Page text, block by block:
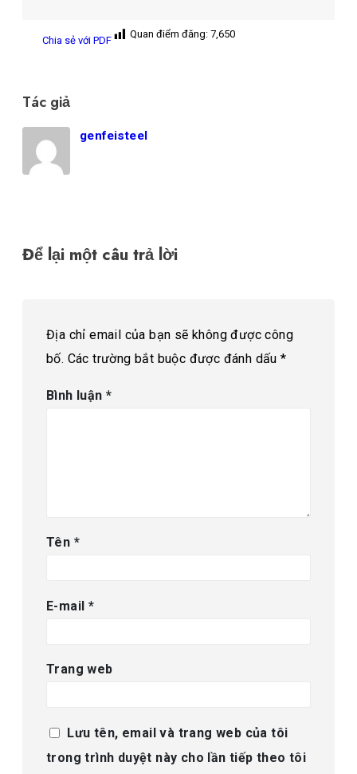
Chia sẻ với PDF
Quan điểm đăng: 7,650
Tác giả
genfeisteel
Để lại một câu trả lời
Địa chỉ email của bạn sẽ không được công
bố. Các trường bắt buộc được đánh dấu*
Bình luận *
Tên *
E-mail *
Trang web
Lưu tên, email và trang web của tôi
trong trình duyệt này cho lần tiếp theo tôi